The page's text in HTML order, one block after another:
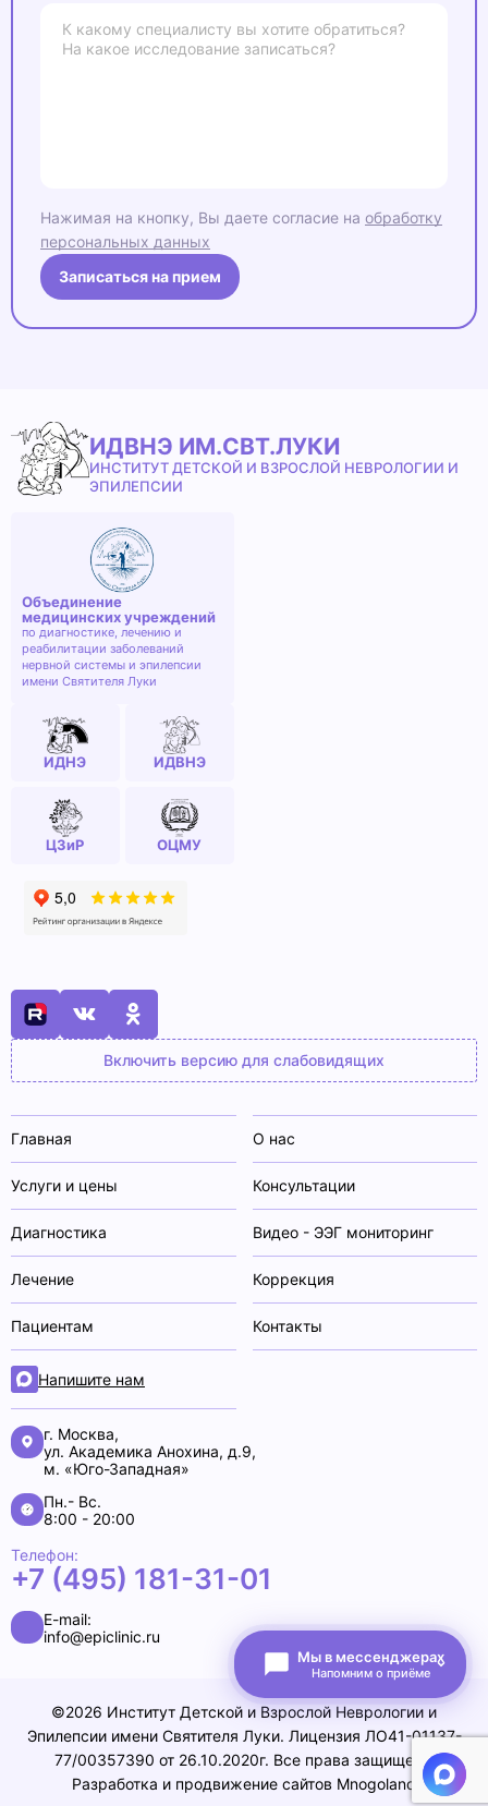
Нажимая на кнопку, Вы даете согласие на обработку
персональных данных
Записаться на прием
ИДВНЭ ИМ.СВТ.ЛУКИ
ИНСТИТУТ ДЕТСКОЙ И ВЗРОСЛОЙ НЕВРОЛОГИИ И
ЭПИЛЕПСИИ
Объединение
медицинских учреждений
по диагностике, лечению и
реабилитации заболеваний
нервной системы и эпилепсии
имени Святителя Луки
ИДНЭ ИДВНЭ
ЦЗиР ОЦМУ
Включить версию для слабовидящих
Главная О нас
Услуги и цены Консультации
Диагностика Видео - ЭЭГ мониторинг
Лечение Коррекция
Пациентам Контакты
Напишите нам
г. Москва,
ул. Академика Анохина, д.9,
м. «Юго-Западная»
Пн.- Вс.
8:00 - 20:00
Телефон:
+7 (495) 181-31-01
E-mail:
info@epiclinic.ru
©2026 Институт Детской и Взрослой Неврологии и
Эпилепсии имени Святителя Луки. Лицензия ЛО41-01137-
77/00357390 от 26.10.2020г. Все права защищены
Разработка и продвижение сайтов Mnogoland
Мы в мессенджерах
Напомним о приёме